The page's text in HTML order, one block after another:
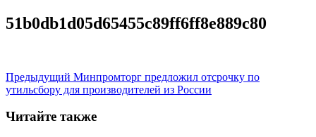
51b0db1d05d65455c89ff6ff8e889c80
Предыдущий Минпромторг предложил отсрочку по
утильсбору для производителей из России
Читайте также